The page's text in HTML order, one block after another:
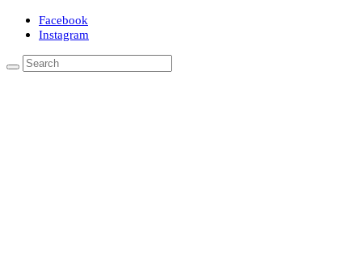
Facebook
Instagram